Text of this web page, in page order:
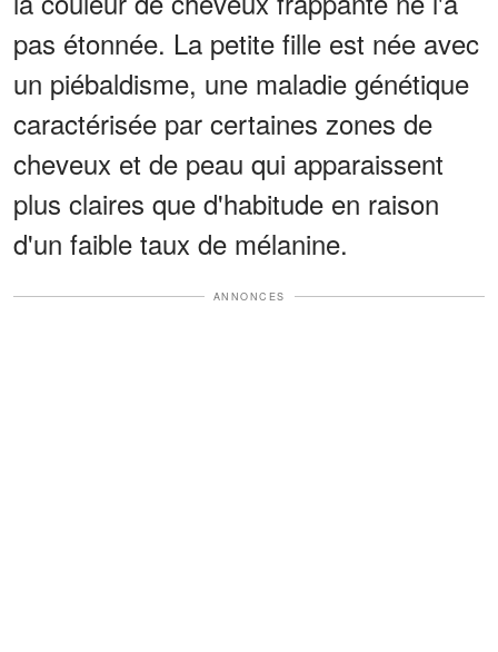
pas étonnée. La petite fille est née avec
un piébaldisme, une maladie génétique
caractérisée par certaines zones de
cheveux et de peau qui apparaissent
plus claires que d'habitude en raison
d'un faible taux de mélanine.
ANNONCES